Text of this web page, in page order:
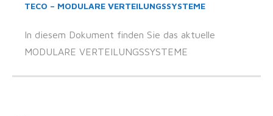
TECO – MODULARE VERTEILUNGSSYSTEME
In diesem Dokument finden Sie das aktuelle
MODULARE VERTEILUNGSSYSTEME